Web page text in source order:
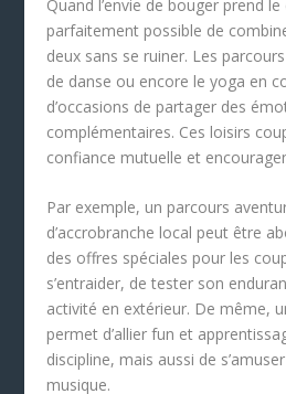
Quand l’envie de bouger prend
parfaitement possible de
deux sans se ruiner. Les
de danse ou encore le yoga en
d’occasions de partager des
complémentaires. Ces loisirs
confiance mutuelle et
Par exemple, un parcours
d’accrobranche local peut être
des offres spéciales pour les
s’entraider, de tester son
activité en extérieur. De même,
permet d’allier fun et
discipline, mais aussi de
musique.